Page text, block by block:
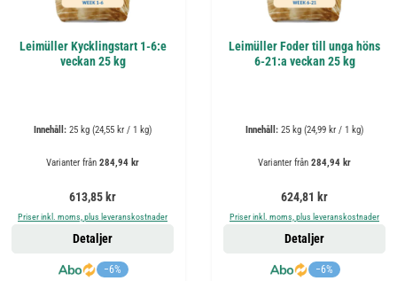
Leimüller Kycklingstart 1-6:e
veckan 25 kg
Innehåll: 25 kg (24,55 kr / 1 kg)
Varianter från 284,94 kr
Ordinarie pris:
613,85 kr
Priser inkl. moms, plus leveranskostnader
−6%
Detaljer
Leimüller Foder till unga höns
6-21:a veckan 25 kg
Innehåll: 25 kg (24,99 kr / 1 kg)
Varianter från 284,94 kr
Ordinarie pris:
624,81 kr
Priser inkl. moms, plus leveranskostnader
−6%
Detaljer